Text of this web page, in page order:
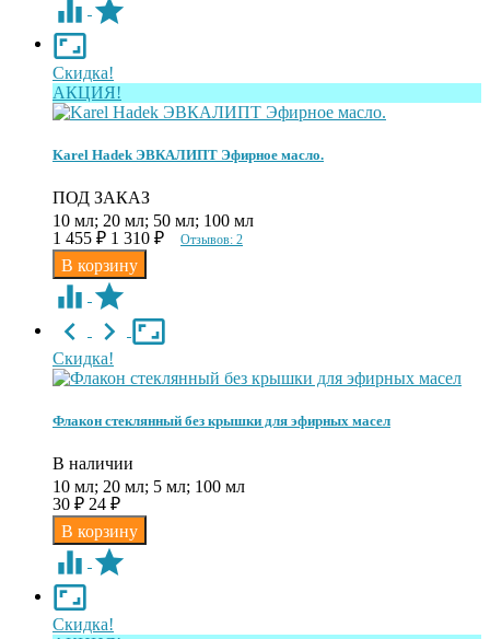
Скидка!
АКЦИЯ!
Karel Hadek ЭВКАЛИПТ Эфирное масло.
ПОД ЗАКАЗ
10 мл; 20 мл; 50 мл; 100 мл
1 455 ₽ 1 310 ₽ Отзывов: 2
Скидка!
Флакон стеклянный без крышки для эфирных масел
В наличии
10 мл; 20 мл; 5 мл; 100 мл
30 ₽ 24 ₽
Скидка!